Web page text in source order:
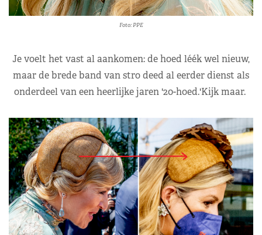
Foto: PPE
Je voelt het vast al aankomen: de hoed léék wel nieuw,
maar de brede band van stro deed al eerder dienst als
onderdeel van een heerlijke jaren '20-hoed.'Kijk maar.